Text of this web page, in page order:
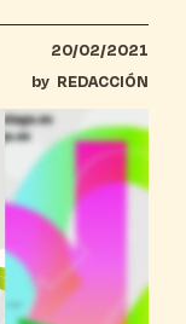
20/02/2021
by REDACCIÓN